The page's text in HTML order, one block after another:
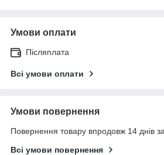
Умови оплати
Післяплата
Всі умови оплати
Умови повернення
Повернення товару впродовж 14 днів
Всі умови повернення